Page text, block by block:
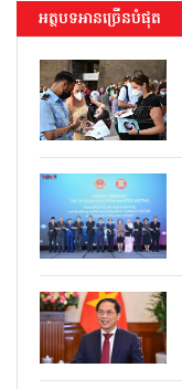
អត្ថបទអានច្រើនបំផុត